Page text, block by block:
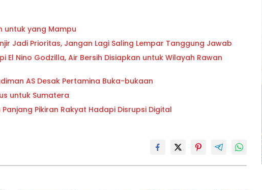
untuk yang Mampu
Jadi Prioritas, Jangan Lagi Saling Lempar Tanggung Jawab
El Nino Godzilla, Air Bersih Disiapkan untuk Wilayah Rawan
AS Desak Pertamina Buka-bukaan
untuk Sumatera
Pikiran Rakyat Hadapi Disrupsi Digital